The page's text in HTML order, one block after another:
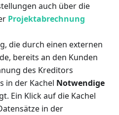
auch über die
Projektabrechnung
die durch einen externen
bereits an den Kunden
des Kreditors
in der Kachel Notwendige
Ein Klick auf die Kachel
in der